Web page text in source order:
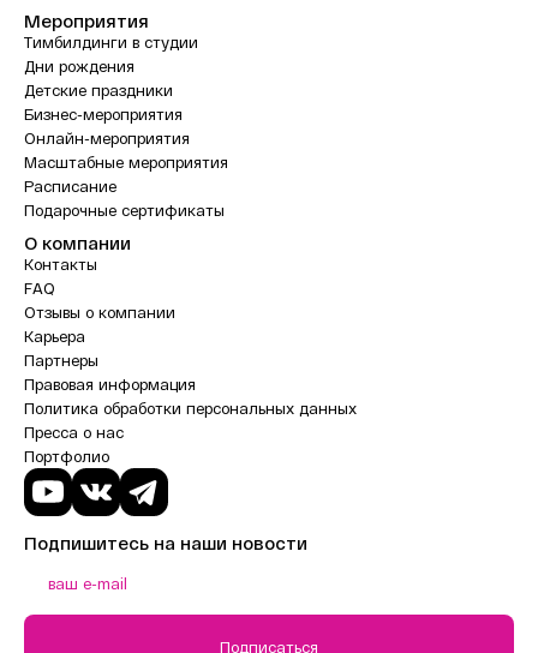
Мероприятия
Тимбилдинги в студии
Дни рождения
Детские праздники
Бизнес-мероприятия
Онлайн-мероприятия
Масштабные мероприятия
Расписание
Подарочные сертификаты
О компании
Контакты
FAQ
Отзывы о компании
Карьера
Партнеры
Правовая информация
Политика обработки персональных данных
Пресса о нас
Портфолио
Подпишитесь на наши новости
Подписаться